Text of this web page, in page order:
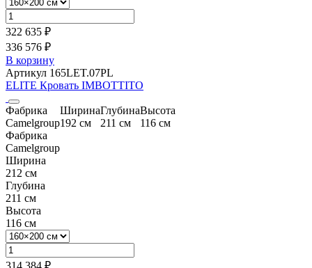
322 635 ₽
336 576 ₽
В корзину
Артикул 165LET.07PL
ELITE Кровать IMBOTTITO
Фабрика
Camelgroup
Ширина
192 см
Глубина
211 см
Высота
116 см
Фабрика
Camelgroup
Ширина
212 см
Глубина
211 см
Высота
116 см
314 384 ₽